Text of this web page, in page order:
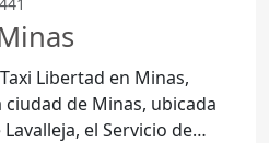
Libertad en Minas,
el Servicio de